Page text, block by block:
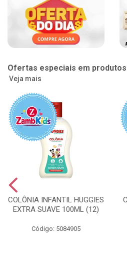
Ofertas especiais em
Veja mais
COLÔNIA INFANTIL HUGGIES
EXTRA SUAVE 100ML (12)
Código: 5084905